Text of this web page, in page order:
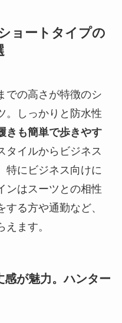
ョートタイプの
での高さが特徴のシ
。しっかりと防水性
きも簡単で歩きやす
タイルからビジネス
特にビジネス向けに
ンはスーツとの相性
る方や通勤など、
ます。
感が魅力。ハンター